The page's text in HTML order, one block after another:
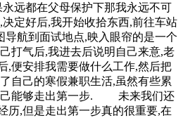
远都在父母保护下那我永远不可
定好后,我开始收拾东西,前往车站
导航到面试地点,映入眼帘的是一个
打气后,我进去后说明自己来意,老
,便安排我需要做什么工作,然后把
自己的寒假兼职生活,虽然有些累
己能够走出第一步. 未来我们还
历,但是走出第一步真的很重要,在